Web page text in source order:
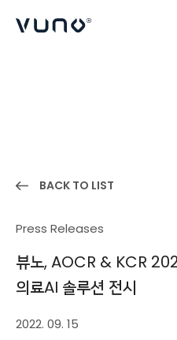
BACK TO LIST
Press Releases
뷰노, AOCR & KCR
의료AI 솔루션 전시
2022. 09. 15